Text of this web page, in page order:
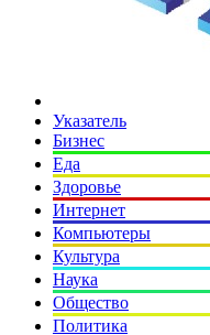
Указатель
Бизнес
Еда
Здоровье
Интернет
Компьютеры
Культура
Наука
Общество
Политика